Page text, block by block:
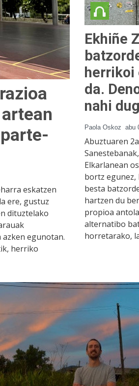
eskatzen
ere, gustuz
dituztelako
egunotan.
herriko
Ekhiñe
da.
nahi
Paola Oskoz abu
Abuztuaren
Elkarlanean
bortz
besta
hartzen du
propioa
alternatibo
horretarako,